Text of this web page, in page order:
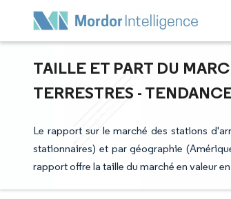
TAILLE ET PART DU
TERRESTRES -
Le rapport sur le marché des stations
stationnaires) et par géographie
rapport offre la taille du marché en valeur